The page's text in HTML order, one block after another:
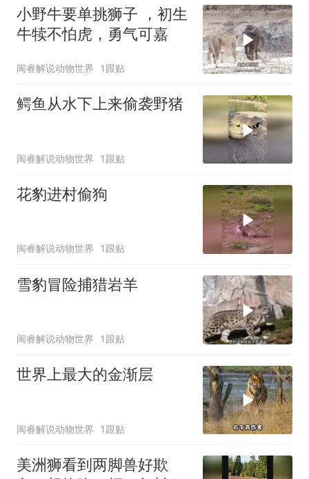
小野牛要单挑狮子 ，初生
牛犊不怕虎，勇气可嘉
闽睿解说动物世界 1跟贴
鳄鱼从水下上来偷袭野猪
闽睿解说动物世界 1跟贴
花豹进村偷狗
闽睿解说动物世界 1跟贴
雪豹冒险捕猎岩羊
闽睿解说动物世界 1跟贴
世界上最大的金渐层
闽睿解说动物世界 1跟贴
美洲狮看到两脚兽好欺